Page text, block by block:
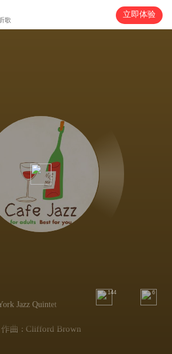
歌
立即体验
Jazz Quintet
144 6
作曲 : Clifford Brown